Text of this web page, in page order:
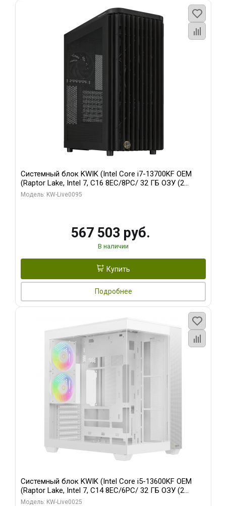
Системный блок KWIK (Intel Core i7-13700KF OEM
(Raptor Lake, Intel 7, C16 8EC/8PC/ 32 ГБ ОЗУ (2
модуля)/ Afox RTX4090 24GB GDDR6X 384-Bit 3xDP
Модель: KW-Live0095
567 503 руб.
В наличии
Купить
Подробнее
Системный блок KWIK (Intel Core i5-13600KF OEM
(Raptor Lake, Intel 7, C14 8EC/6PC/ 32 ГБ ОЗУ (2
модуля)/ Gigabyte RTX5060 WINDFORCE OC 8GB
Модель: KW-Live0025